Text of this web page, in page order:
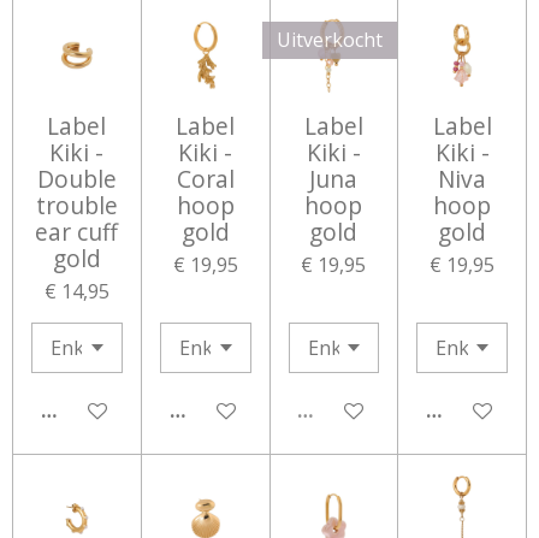
Label
Kiki -
Double
trouble
ear cuff
gold
€ 14,95
IN WINKELWAGEN
Label
Kiki -
Coral
hoop
gold
€ 19,95
IN WINKELWAGEN
Uitverkocht
Label
Kiki -
Juna
hoop
gold
€ 19,95
UITVERKOCHT
Label
Kiki -
Niva
hoop
gold
€ 19,95
IN